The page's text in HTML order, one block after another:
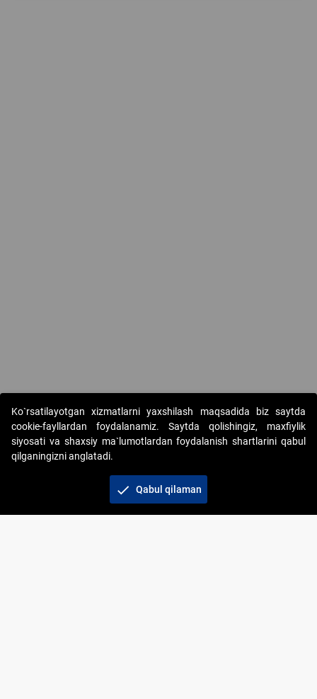
Copyright © 2017-2026. "Elektron onlayn-auksionlarni
tashkil etish" AJ. Barcha huquqlar himoyalangan
Ko`rsatilayotgan xizmatlarni yaxshilash maqsadida biz saytda
cookie-fayllardan foydalanamiz. Saytda qolishingiz, maxfiylik
siyosati va shaxsiy ma`lumotlardan foydalanish shartlarini qabul
qilganingizni anglatadi.
check Qabul qilaman